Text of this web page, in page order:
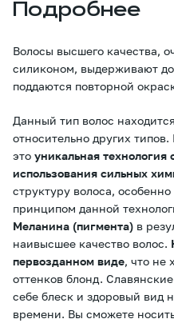
Подробнее
Волосы высшего качества,
силиконом, выдерживают
поддаются повторной
Данный тип волос
относительно других типов.
это уникальная технология
использования сильных
структуру волоса,
принципом данной
Меланина (пигмента) в
наивысшее качество волос.
первозданном виде, что не
оттенков блонд.
себе блеск и здоровый вид
времени. Вы сможете